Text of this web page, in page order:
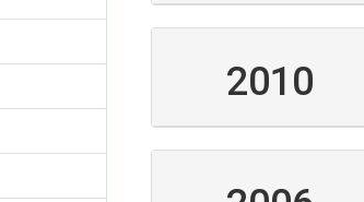
2010